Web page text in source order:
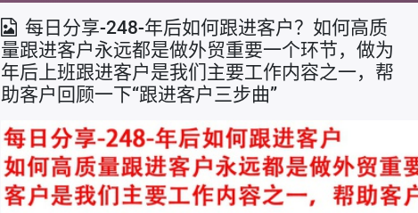
每日分享-248-年后如何跟进客户？如何高质
量跟进客户永远都是做外贸重要一个环节，做为
年后上班跟进客户是我们主要工作内容之一，帮
助客户回顾一下“跟进客户三步曲”